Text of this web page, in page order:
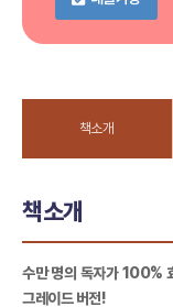
책소개
책소개
수만 명의 독자가 100%
그레이드 버전!